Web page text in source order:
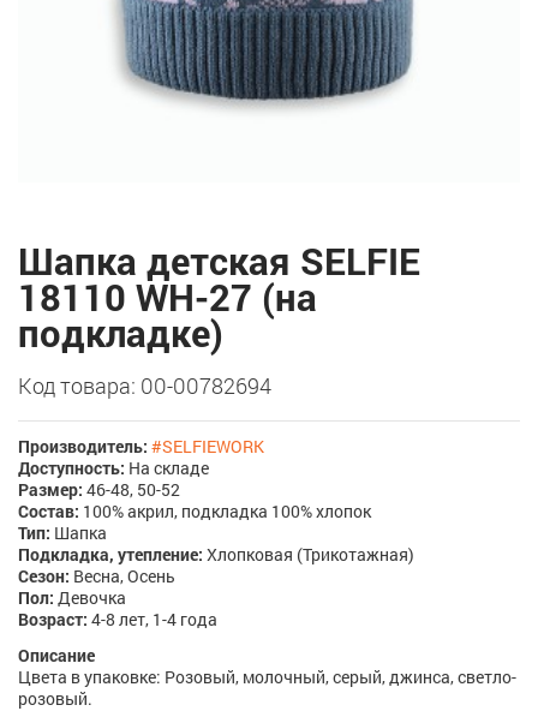
Шапка детская SELFIE
18110 WH-27 (на
подкладке)
Код товара: 00-00782694
Производитель: #SELFIEWORK
Доступность: На складе
Размер: 46-48, 50-52
Состав: 100% акрил, подкладка 100% хлопок
Тип: Шапка
Подкладка, утепление: Хлопковая (Трикотажная)
Сезон: Весна, Осень
Пол: Девочка
Возраст: 4-8 лет, 1-4 года
Описание
Цвета в упаковке: Розовый, молочный, серый, джинса, светло-
розовый.